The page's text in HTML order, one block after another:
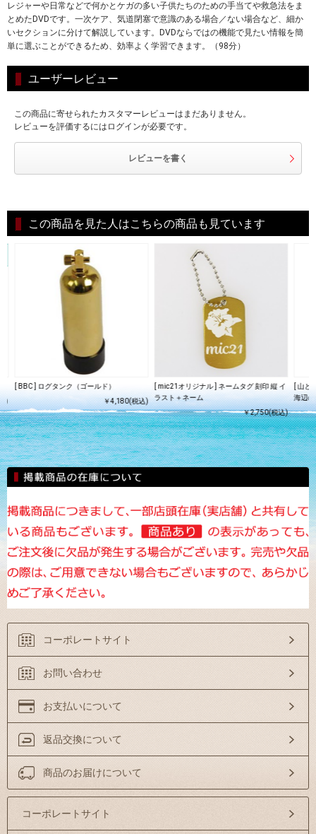
レジャーや日常などで何かとケガの多い子供たちのための手当てや救急法をま
とめたDVDです。一次ケア、気道閉塞で意識のある場合／ない場合など、細か
いセクションに分けて解説しています。DVDならではの機能で見たい情報を簡
単に選ぶことができるため、効率よく学習できます。（98分）
ユーザーレビュー
この商品に寄せられたカスタマーレビューはまだありません。
レビューを評価するにはログインが必要です。
レビューを書く
この商品を見た人はこちらの商品も見ています
)
[ BBC ] ログタンク（ゴールド）
￥4,180(税込)
[ mic21オリジナル ] ネームタグ 刻印 縦 イ
ラスト＋ネーム
￥2,750(税込)
[ 山と
海辺
コーポレートサイト
お問い合わせ
お支払いについて
返品交換について
商品のお届けについて
コーポレートサイト